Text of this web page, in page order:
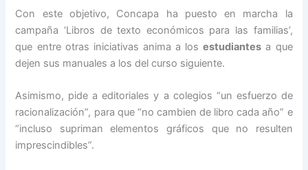
Con este objetivo, Concapa ha puesto en marcha la
campaña ‘Libros de texto económicos para las familias’,
que entre otras iniciativas anima a losestudiantes a que
dejen sus manuales a los del curso siguiente.
Asimismo, pide a editoriales y a colegios “un esfuerzo de
racionalización”, para que “no cambien de libro cada año” e
“incluso supriman elementos gráficos que no resulten
imprescindibles”.